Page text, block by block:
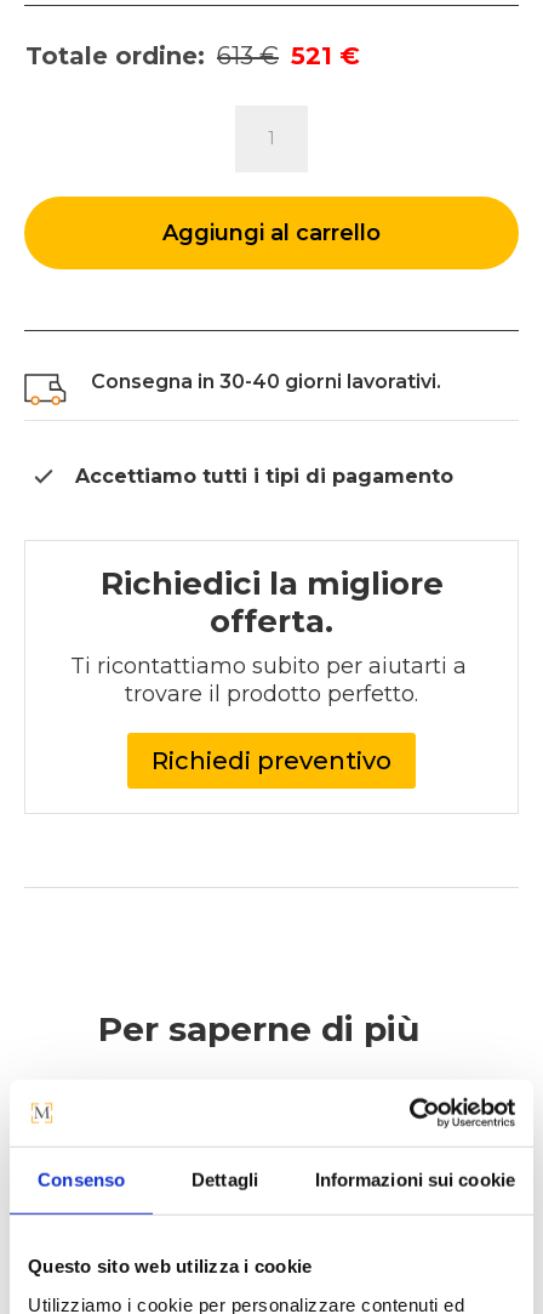
Consenso Dettagli Informazioni sui cookie
Questo sito web utilizza i cookie
Utilizziamo i cookie per personalizzare contenuti ed
Totale ordine: 613 € 521 €
SONNY
Gambe
in
Aggiungi al carrello
Consegna in 30-40 giorni lavorativi.
Accettiamo tutti i tipi di pagamento
Richiedici la migliore
offerta.
Ti ricontattiamo subito per aiutarti a
trovare il prodotto perfetto.
Richiedi preventivo
Per saperne di più
adatta a contesti residenziali,
sale riunioni o d’attesa.
metallo, verniciato o cromato,
sostiene una seduta in pelle,